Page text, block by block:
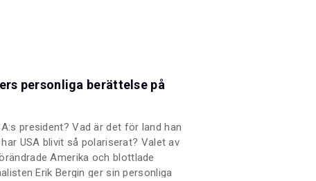
i skuggan av ett självmord.
personliga berättelse på
president? Vad är det för land han
USA blivit så polariserat? Valet av
Amerika och blottlade
Erik Bergin ger sin personliga